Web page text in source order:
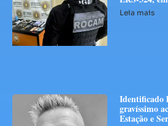
Leia mais
Identificado
gravíssimo
Estação e